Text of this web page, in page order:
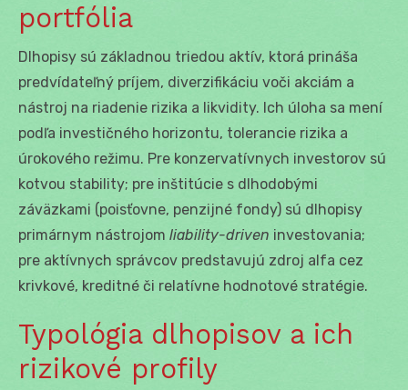
portfólia
Dlhopisy sú základnou triedou aktív, ktorá prináša
predvídateľný príjem, diverzifikáciu voči akciám a
nástroj na riadenie rizika a likvidity. Ich úloha sa mení
podľa investičného horizontu, tolerancie rizika a
úrokového režimu. Pre konzervatívnych investorov sú
kotvou stability; pre inštitúcie s dlhodobými
záväzkami (poisťovne, penzijné fondy) sú dlhopisy
primárnym nástrojom liability-driven investovania;
pre aktívnych správcov predstavujú zdroj alfa cez
krivkové, kreditné či relatívne hodnotové stratégie.
Typológia dlhopisov a ich
rizikové profily